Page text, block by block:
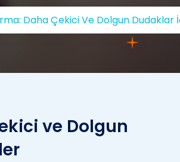
Daha Çekici Ve Dolgun Dudaklar
ve Dolgun